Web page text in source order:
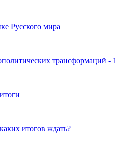
Русского мира
трансформаций - 1
итогов ждать?